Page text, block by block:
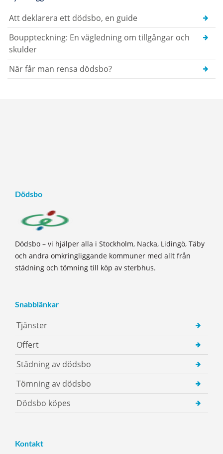
Att deklarera ett dödsbo, en guide
Bouppteckning: En vägledning om tillgångar och
skulder
När får man rensa dödsbo?
Dödsbo
Dödsbo – vi hjälper alla i Stockholm, Nacka, Lidingö, Täby
och andra omkringliggande kommuner med allt från
städning och tömning till köp av sterbhus.
Snabblänkar
Tjänster
Offert
Städning av dödsbo
Tömning av dödsbo
Dödsbo köpes
Kontakt